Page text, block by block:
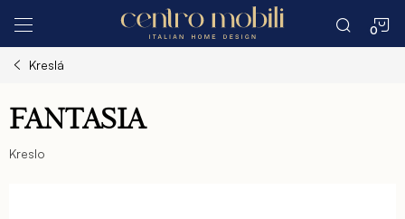
Kreslá
FANTASIA
Kreslo